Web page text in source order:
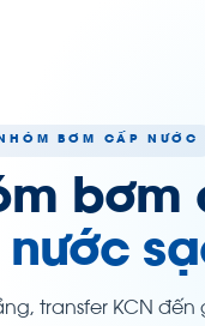
BƠM CẤP NƯỚC
bơm
transfer KCN